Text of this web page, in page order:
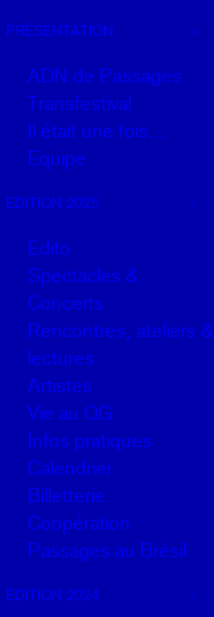
PRÉSENTATION
ADN de Passages
Transfestival
Il était une fois…
Equipe
EDITION 2025
Edito
Spectacles &
Concerts
Rencontres, ateliers &
lectures
Artistes
Vie au QG
Infos pratiques
Calendrier
Billetterie
Coopération
Passages au Brésil
ÉDITION 2024